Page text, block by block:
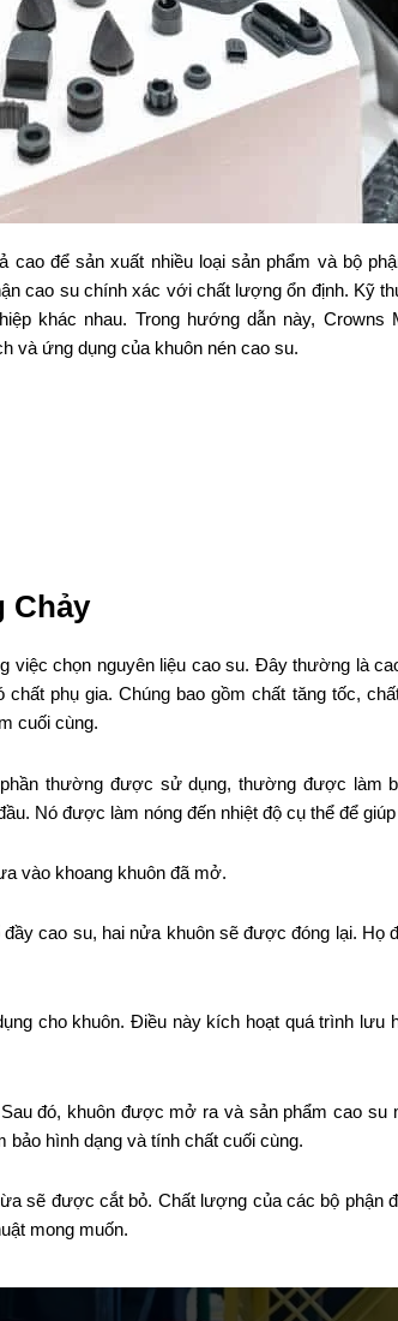
để sản xuất nhiều loại sản phẩm và bộ
cao su chính xác với chất lượng ổn định. Kỹ
khác nhau. Trong hướng dẫn này, Crowns
và ứng dụng của khuôn nén cao su.
Chảy
việc chọn nguyên liệu cao su. Đây thường là
phụ gia. Chúng bao gồm chất tăng tốc,
cuối cùng.
thường được sử dụng, thường được làm
Nó được làm nóng đến nhiệt độ cụ thể để
vào khoang khuôn đã mở.
cao su, hai nửa khuôn sẽ được đóng lại. Họ
cho khuôn. Điều này kích hoạt quá trình lưu
đó, khuôn được mở ra và sản phẩm cao su
bảo hình dạng và tính chất cuối cùng.
sẽ được cắt bỏ. Chất lượng của các bộ phận
mong muốn.